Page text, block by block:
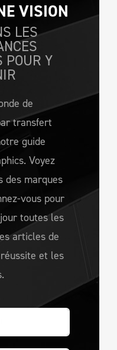
VISION
LES
POUR Y
de
transfert
guide
Voyez
des marques
vous pour
toutes les
articles de
et les